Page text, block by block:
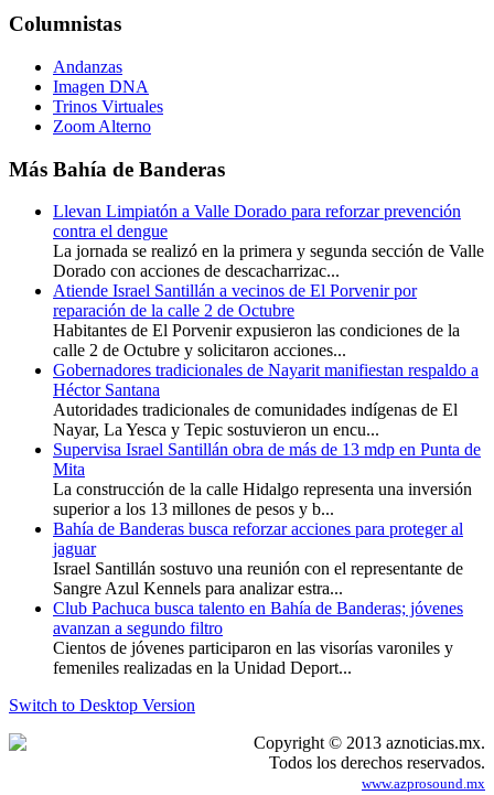
Columnistas
Andanzas
Imagen DNA
Trinos Virtuales
Zoom Alterno
Más Bahía de Banderas
Llevan Limpiatón a Valle Dorado para reforzar prevención
contra el dengue
La jornada se realizó en la primera y segunda sección de Valle
Dorado con acciones de descacharrizac...
Atiende Israel Santillán a vecinos de El Porvenir por
reparación de la calle 2 de Octubre
Habitantes de El Porvenir expusieron las condiciones de la
calle 2 de Octubre y solicitaron acciones...
Gobernadores tradicionales de Nayarit manifiestan respaldo a
Héctor Santana
Autoridades tradicionales de comunidades indígenas de El
Nayar, La Yesca y Tepic sostuvieron un encu...
Supervisa Israel Santillán obra de más de 13 mdp en Punta de
Mita
La construcción de la calle Hidalgo representa una inversión
superior a los 13 millones de pesos y b...
Bahía de Banderas busca reforzar acciones para proteger al
jaguar
Israel Santillán sostuvo una reunión con el representante de
Sangre Azul Kennels para analizar estra...
Club Pachuca busca talento en Bahía de Banderas; jóvenes
avanzan a segundo filtro
Cientos de jóvenes participaron en las visorías varoniles y
femeniles realizadas en la Unidad Deport...
Switch to Desktop Version
Copyright © 2013 aznoticias.mx.
Todos los derechos reservados.
www.azprosound.mx